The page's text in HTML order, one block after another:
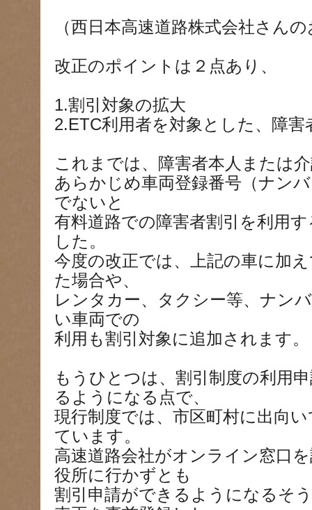
（西日本高速道路株式会社さん
改正のポイントは２点あり、
1.割引対象の拡大
2.ETC利用者を対象とした、障
これまでは、障害者本人または
あらかじめ車両登録番号（ナン
でないと
有料道路での障害者割引を利用
した。
今度の改正では、上記の車に加
た場合や、
レンタカー、タクシー等、ナン
い車両での
利用も割引対象に追加されます。
もうひとつは、割引制度の利用
るようになる点で、
現行制度では、市区町村に出向
ています。
高速道路会社がオンライン窓口
役所に行かずとも
割引申請ができるようになるそ